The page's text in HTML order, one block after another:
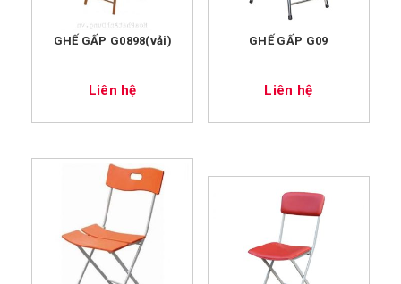
GHẾ GẤP G0898(vải)
Liên hệ
GHẾ GẤP G09
Liên hệ